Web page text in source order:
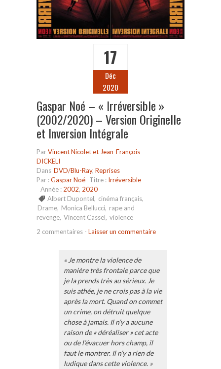
17
Déc
2020
Gaspar Noé – « Irréversible »
(2002/2020) – Version Originelle
et Inversion Intégrale
ParVincent Nicolet et Jean-François
DICKELI
Dans DVD/Blu-Ray, Reprises
Par :Gaspar Noé Titre : Irréversible
Année : 2002, 2020
Albert Dupontel, cinéma français,
Drame, Monica Bellucci, rape and
revenge, Vincent Cassel, violence
2 commentaires - Laisser un commentaire
« Je montre la violence de
manière très frontale parce que
je la prends très au sérieux. Je
suis athée, je ne crois pas à la vie
après la mort. Quand on commet
un crime, on détruit quelque
chose à jamais. Il n’y a aucune
raison de « déréaliser » cet acte
ou de l’évacuer hors champ, il
faut le montrer. Il n’y a rien de
ludique dans cette violence. »